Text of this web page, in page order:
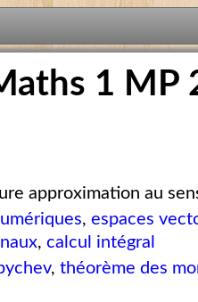
1 MP
approximation au
,espaces
,calcul intégral
,théorème des